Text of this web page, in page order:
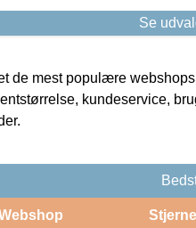
Se
de mest populære
kundeservice,